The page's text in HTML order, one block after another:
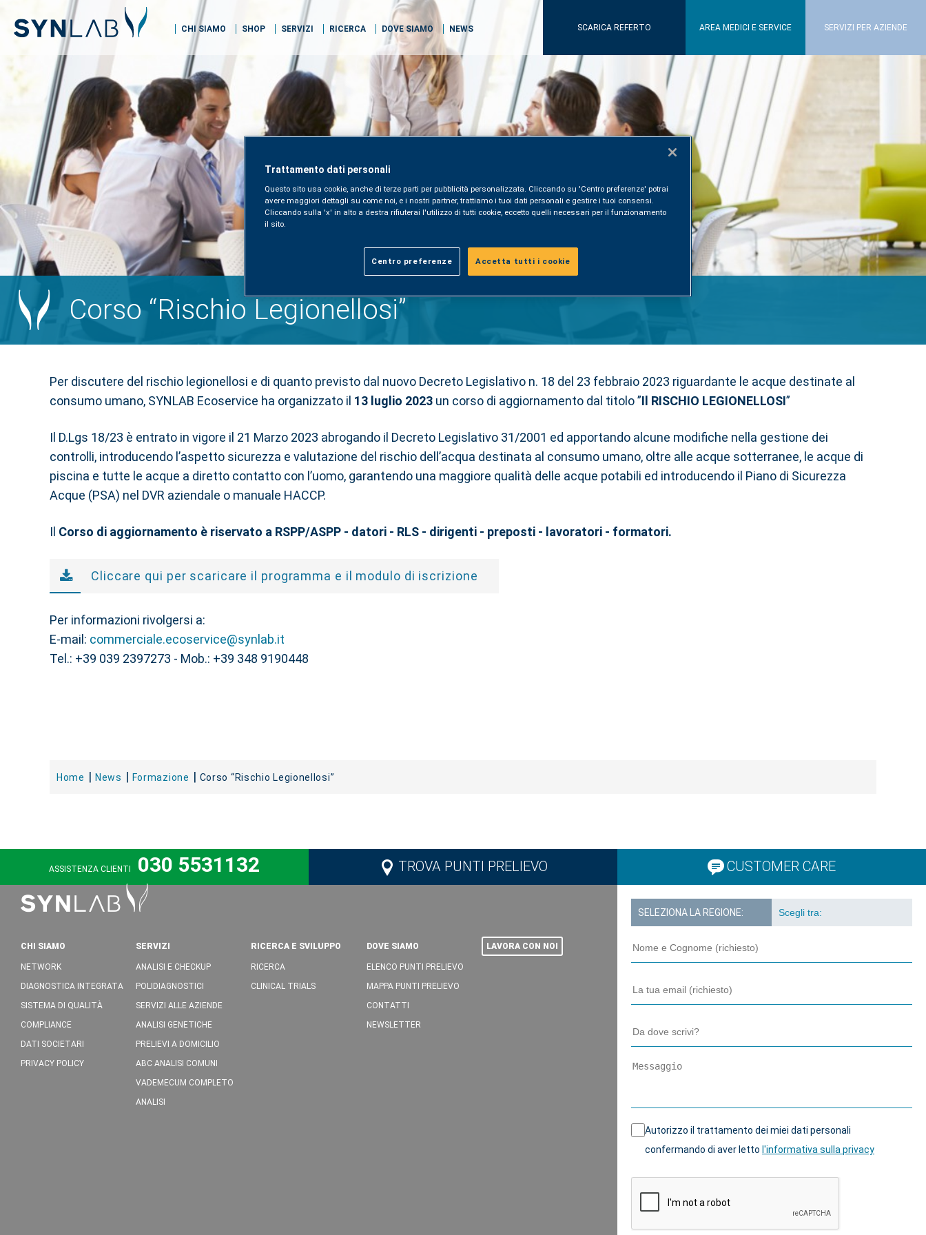
CHI SIAMO SHOP SERVIZI RICERCA DOVE SIAMO NEWS SCARICA REFERTO AREA MEDICI E SERVICE SERVIZI PER AZIENDE
Corso “Rischio Legionellosi”
Per discutere del rischio legionellosi e di quanto previsto dal nuovo Decreto Legislativo n. 18 del 23 febbraio 2023 riguardante le acque destinate al
consumo umano, SYNLAB Ecoservice ha organizzato il 13 luglio 2023 un corso di aggiornamento dal titolo ”Il RISCHIO LEGIONELLOSI”
Il D.Lgs 18/23 è entrato in vigore il 21 Marzo 2023 abrogando il Decreto Legislativo 31/2001 ed apportando alcune modifiche nella gestione dei
controlli, introducendo l’aspetto sicurezza e valutazione del rischio dell’acqua destinata al consumo umano, oltre alle acque sotterranee, le acque di
piscina e tutte le acque a diretto contatto con l’uomo, garantendo una maggiore qualità delle acque potabili ed introducendo il Piano di Sicurezza
Acque (PSA) nel DVR aziendale o manuale HACCP.
Il Corso di aggiornamento è riservato a RSPP/ASPP - datori - RLS - dirigenti - preposti - lavoratori - formatori.
Cliccare qui per scaricare il programma e il modulo di iscrizione
Per informazioni rivolgersi a:
E-mail: commerciale.ecoservice@synlab.it
Tel.: +39 039 2397273 - Mob.: +39 348 9190448
Home News Formazione Corso “Rischio Legionellosi”
ASSISTENZA CLIENTI 030 5531132 TROVA PUNTI PRELIEVO CUSTOMER CARE
SELEZIONA LA REGIONE:
Autorizzo il trattamento dei miei dati personali
confermando di aver letto l'informativa sulla privacy
CHI SIAMO
NETWORK
DIAGNOSTICA INTEGRATA
SISTEMA DI QUALITÀ
COMPLIANCE
DATI SOCIETARI
PRIVACY POLICY
SERVIZI
ANALISI E CHECKUP
POLIDIAGNOSTICI
SERVIZI ALLE AZIENDE
ANALISI GENETICHE
PRELIEVI A DOMICILIO
ABC ANALISI COMUNI
VADEMECUM COMPLETO
ANALISI
RICERCA E SVILUPPO
RICERCA
CLINICAL TRIALS
DOVE SIAMO
ELENCO PUNTI PRELIEVO
MAPPA PUNTI PRELIEVO
CONTATTI
NEWSLETTER
LAVORA CON NOI
Trattamento dati personali
Questo sito usa cookie, anche di terze parti per pubblicità personalizzata. Cliccando su 'Centro preferenze' potrai
avere maggiori dettagli su come noi, e i nostri partner, trattiamo i tuoi dati personali e gestire i tuoi consensi.
Cliccando sulla 'x' in alto a destra rifiuterai l'utilizzo di tutti cookie, eccetto quelli necessari per il funzionamento
il sito.
Centro preferenze Accetta tutti i cookie